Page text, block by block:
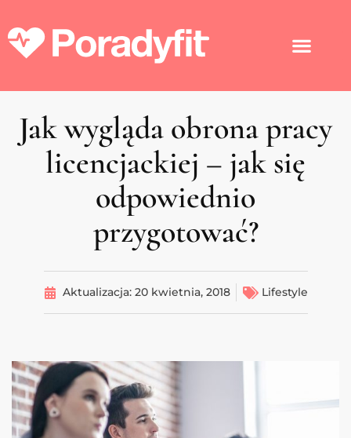
Jak wygląda obrona pracy
licencjackiej – jak się
odpowiednio
przygotować?
Aktualizacja: 20 kwietnia, 2018 Lifestyle